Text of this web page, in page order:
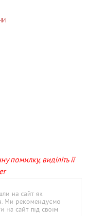
помилку, виділіть її
на сайт як
Ми рекомендуємо
на сайт під своїм